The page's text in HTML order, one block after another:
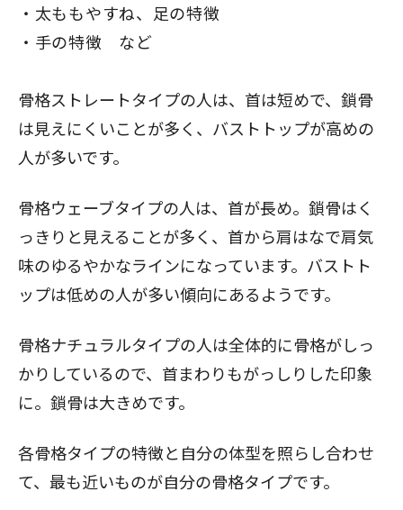
太ももやすね、足の特徴
手の特徴 など
骨格ストレートタイプの人は、首は短めで、鎖骨
は見えにくいことが多く、バストトップが高めの
人が多いです。
骨格ウェーブタイプの人は、首が長め。鎖骨はく
っきりと見えることが多く、首から肩はなで肩気
味のゆるやかなラインになっています。バストト
ップは低めの人が多い傾向にあるようです。
骨格ナチュラルタイプの人は全体的に骨格がしっ
かりしているので、首まわりもがっしりした印象
に。鎖骨は大きめです。
各骨格タイプの特徴と自分の体型を照らし合わせ
て、最も近いものが自分の骨格タイプです。